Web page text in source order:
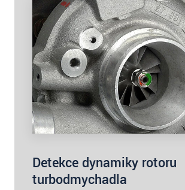
Detekce dynamiky rotoru
turbodmychadla